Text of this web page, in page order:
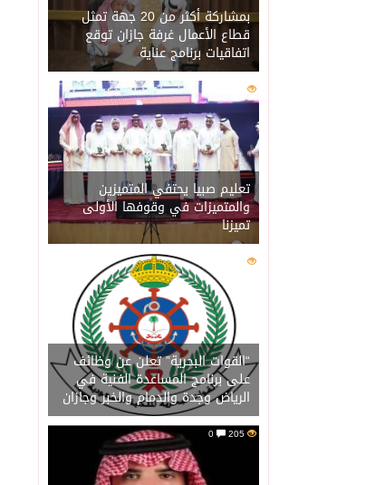
07/08/2026اكتمال استقبال
07/08/2026التحالف: إصابة (11) مدنياً في نجران نتيجة اعتداءات حوثية إرهابية
07/08/2026التحالف يعزي
07/08/2026مصدر سعودي مسؤول:
07/08/2026حالة الطقس
07/08/2026إجتماع المكتب
بمشاركة أكثر من 20 جهة تمثل
قطاع الأعمال غرفة جازان توقع
اتفاقيات برنامج عناية
214
تعليم صبيا يحتفي المتميزين
والمتميزات في وقوفها الأولى
تميزنا
206
“القوات البحرية” تعلن عن وظائف
على برنامج المساعدة الفنية في
الرياض وجدة والدمام والخبر وجازان
205